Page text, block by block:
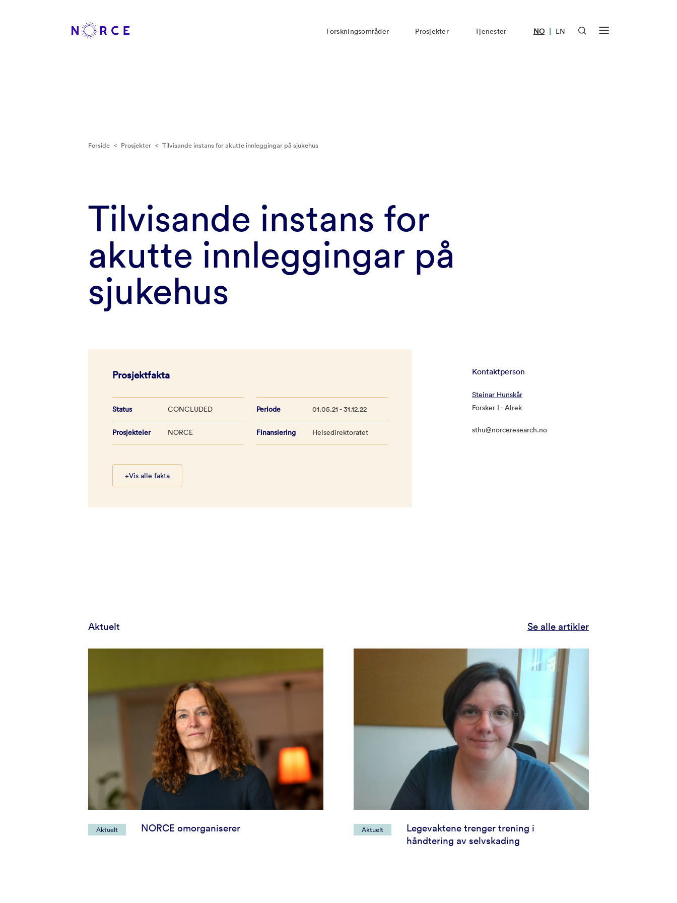
Forskningsområder Prosjekter Tjenester NO | EN
Forside < Prosjekter < Tilvisande instans for akutte innleggingar på sjukehus
Tilvisande instans for
akutte innleggingar på
sjukehus
Prosjektfakta
Status CONCLUDED Periode 01.05.21 - 31.12.22
Prosjekteier NORCE Finansiering Helsedirektoratet
+Vis alle fakta
Kontaktperson
Steinar Hunskår
Forsker I - Alrek
sthu@norceresearch.no
Aktuelt Se alle artikler
Aktuelt NORCE omorganiserer Aktuelt
Legevaktene trenger trening i
håndtering av selvskading